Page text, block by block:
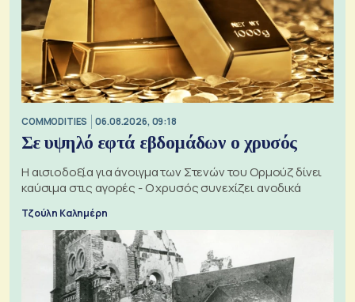
COMMODITIES 06.08.2026, 09:18
Σε υψηλό εφτά εβδομάδων ο χρυσός
Η αισιοδοξία για άνοιγμα των Στενών του Ορμούζ δίνει
καύσιμα στις αγορές - Ο χρυσός συνεχίζει ανοδικά
Τζούλη Καλημέρη